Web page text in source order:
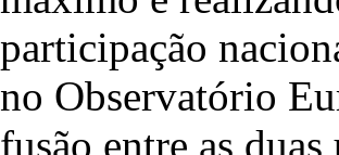
participação
no Observatório
fusão entre as